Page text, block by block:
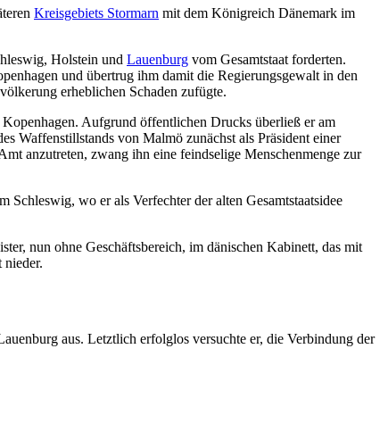
Kreisgebiets Stormarn mit dem Königreich Dänemark im
Holstein und Lauenburg vom Gesamtstaat forderten.
und übertrug ihm damit die Regierungsgewalt in den
erheblichen Schaden zufügte.
Aufgrund öffentlichen Drucks überließ er am
Waffenstillstands von Malmö zunächst als Präsident einer
anzutreten, zwang ihn eine feindselige Menschenmenge zur
wo er als Verfechter der alten Gesamtstaatsidee
nun ohne Geschäftsbereich, im dänischen Kabinett, das mit
nieder.
aus. Letztlich erfolglos versuchte er, die Verbindung der